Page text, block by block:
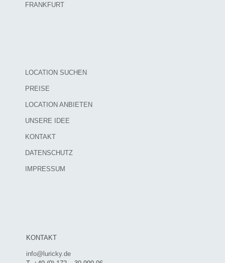
FRANKFURT
LOCATION SUCHEN
PREISE
LOCATION ANBIETEN
UNSERE IDEE
KONTAKT
DATENSCHUTZ
IMPRESSUM
KONTAKT
info@luricky.de